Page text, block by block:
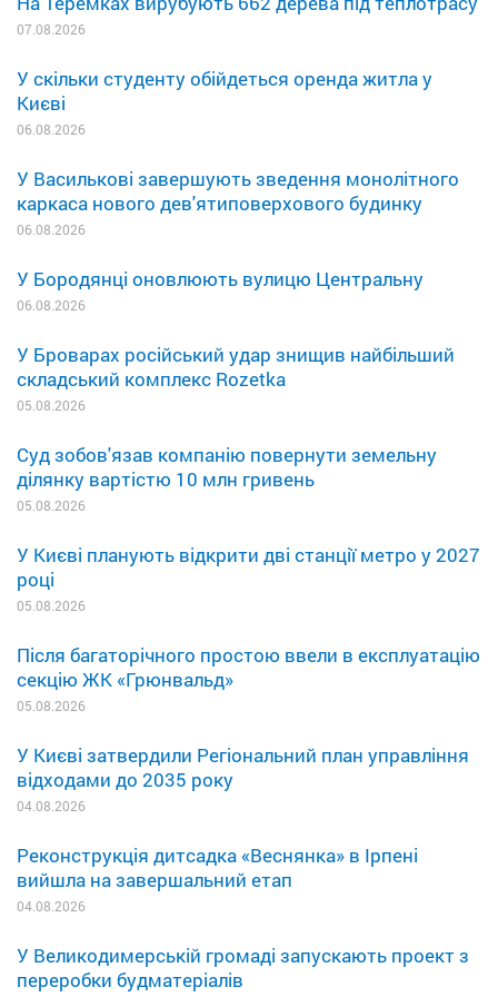
07.08.2026
У скільки студенту обійдеться оренда житла у
Києві
06.08.2026
У Василькові завершують зведення монолітного
каркаса нового дев'ятиповерхового будинку
06.08.2026
У Бородянці оновлюють вулицю Центральну
06.08.2026
У Броварах російський удар знищив найбільший
складський комплекс Rozetka
05.08.2026
Суд зобов'язав компанію повернути земельну
ділянку вартістю 10 млн гривень
05.08.2026
У Києві планують відкрити дві станції метро у 2027
році
05.08.2026
Після багаторічного простою ввели в експлуатацію
секцію ЖК «Грюнвальд»
05.08.2026
У Києві затвердили Регіональний план управління
відходами до 2035 року
04.08.2026
Реконструкція дитсадка «Веснянка» в Ірпені
вийшла на завершальний етап
04.08.2026
У Великодимерській громаді запускають проект з
переробки будматеріалів